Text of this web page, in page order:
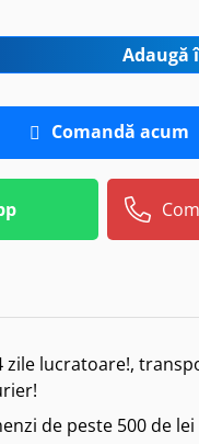
Adaugă
Comandă acum
zile lucratoare!,
de peste 500 de lei